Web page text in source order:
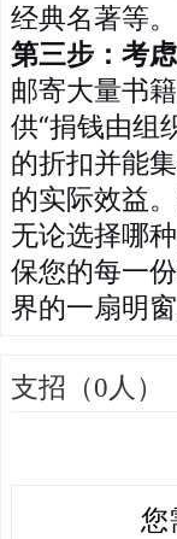
经典名著等。
第三步：考
邮寄大量书
供“捐钱由组
的折扣并能
的实际效益
无论选择哪
保您的每一
界的一扇明窗
支招（0人）
您